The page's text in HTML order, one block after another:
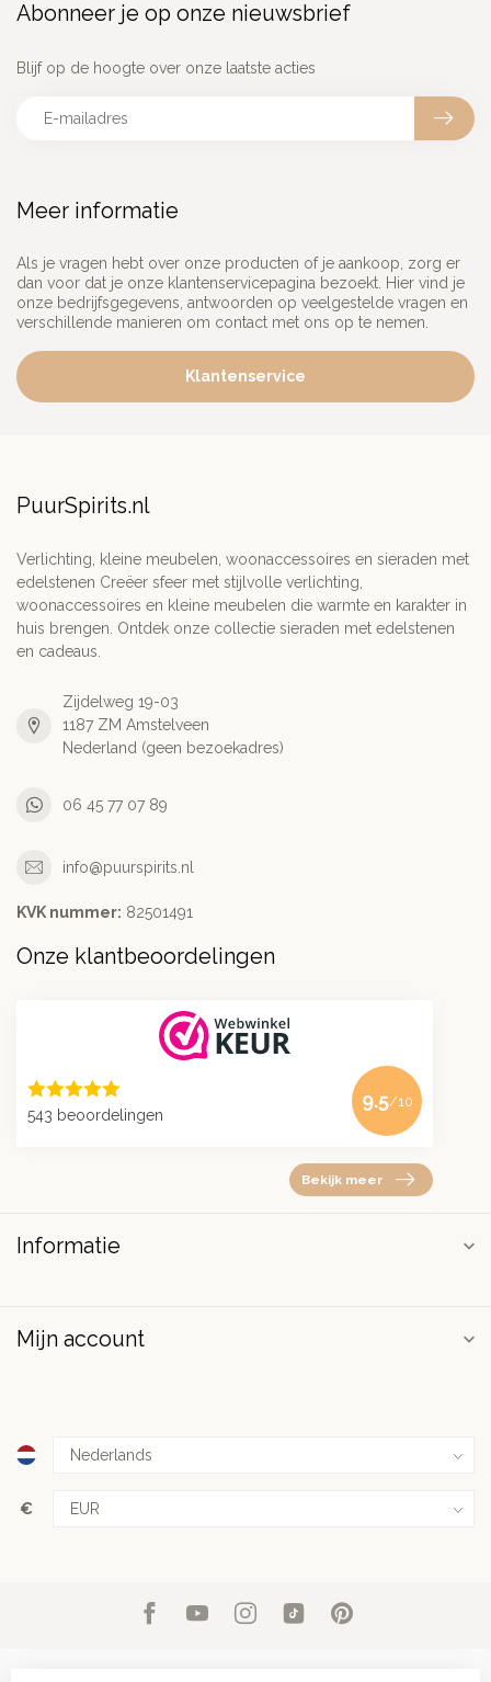
Meer informatie
Als je vragen hebt over onze producten of je aankoop, zorg er
dan voor dat je onze klantenservicepagina bezoekt. Hier vind je
onze bedrijfsgegevens, antwoorden op veelgestelde vragen en
verschillende manieren om contact met ons op te nemen.
Klantenservice
Abonneer je op onze nieuwsbrief
Blijf op de hoogte over onze laatste acties
PuurSpirits.nl
Verlichting, kleine meubelen, woonaccessoires en sieraden met
edelstenen Creëer sfeer met stijlvolle verlichting,
woonaccessoires en kleine meubelen die warmte en karakter in
huis brengen. Ontdek onze collectie sieraden met edelstenen
en cadeaus.
Zijdelweg 19-03
1187 ZM Amstelveen
Nederland (geen bezoekadres)
06 45 77 07 89
info@puurspirits.nl
KVK nummer: 82501491
Onze klantbeoordelingen
543 beoordelingen
9.5/10
Bekijk meer
Informatie
Mijn account
€